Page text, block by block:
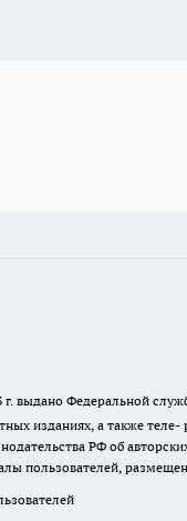
г. выдано Федеральной
изданиях, а также
РФ об
пользователей,